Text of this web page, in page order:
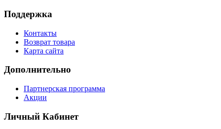
Поддержка
Контакты
Возврат товара
Карта сайта
Дополнительно
Партнерская программа
Акции
Личный Кабинет